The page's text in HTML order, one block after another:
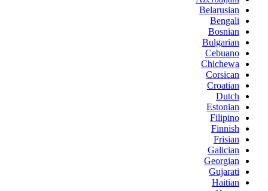
Belarusian
Bengali
Bosnian
Bulgarian
Cebuano
Chichewa
Corsican
Croatian
Dutch
Estonian
Filipino
Finnish
Frisian
Galician
Georgian
Gujarati
Haitian